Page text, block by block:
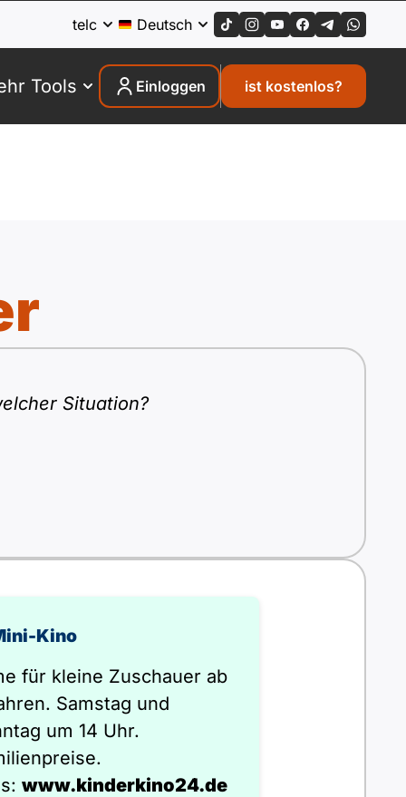
telc Deutsch
Tools Einloggen ist kostenlos?
Situation?
Kino
für kleine Zuschauer ab
Samstag und
um 14 Uhr.
www.kinderkino24.de